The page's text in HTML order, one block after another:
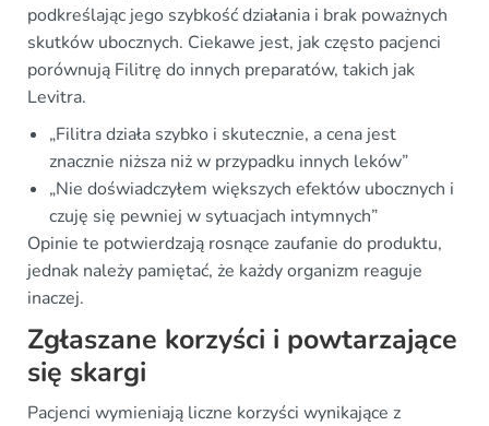
podkreślając jego szybkość działania i brak poważnych
skutków ubocznych. Ciekawe jest, jak często pacjenci
porównują Filitrę do innych preparatów, takich jak
Levitra.
„Filitra działa szybko i skutecznie, a cena jest
znacznie niższa niż w przypadku innych leków”
„Nie doświadczyłem większych efektów ubocznych i
czuję się pewniej w sytuacjach intymnych”
Opinie te potwierdzają rosnące zaufanie do produktu,
jednak należy pamiętać, że każdy organizm reaguje
inaczej.
Zgłaszane korzyści i powtarzające
się skargi
Pacjenci wymieniają liczne korzyści wynikające z